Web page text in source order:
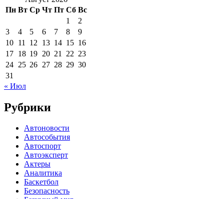
Пн Вт Ср Чт Пт Сб Вс
1
2
3
4 5 6 7 8
9
10 11 12 13 14 15 16
17 18 19 20 21 22 23
24 25 26 27 28 29 30
31
« Июл
Рубрики
Автоновости
Автособытия
Автоспорт
Автоэксперт
Актеры
Аналитика
Баскетбол
Безопасность